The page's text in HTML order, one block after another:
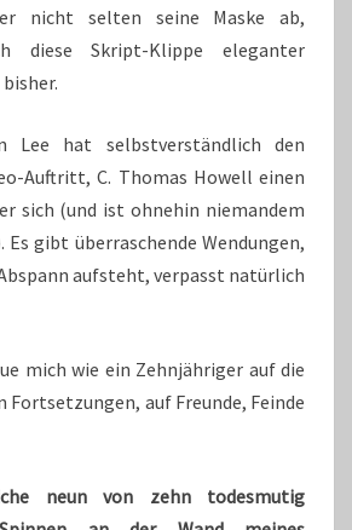
nicht selten seine Maske ab,
diese Skript-Klippe eleganter
Lee hat selbstverständlich den
Auftritt, C. Thomas Howell einen
sich (und ist ohnehin niemandem
gibt überraschende Wendungen,
aufsteht, verpasst natürlich
mich wie ein Zehnjähriger auf die
auf Freunde, Feinde
neun von zehn todesmutig